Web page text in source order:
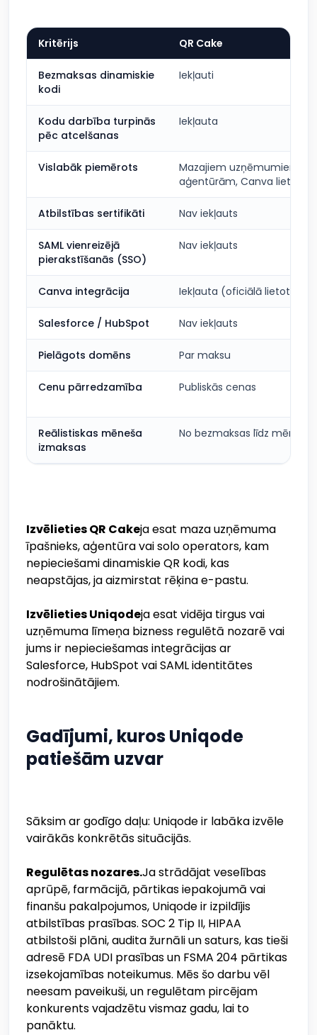
Kritērijs QR Cake
Bezmaksas dinamiskie
kodi
Iekļauti
Kodu darbība turpinās
pēc atcelšanas
Iekļauta
Vislabāk piemērots
Mazajiem uzņēmumiem,
aģentūrām, Canva
Atbilstības sertifikāti Nav iekļauts
SAML vienreizējā
pierakstīšanās (SSO)
Nav iekļauts
Canva integrācija Iekļauta (oficiālā lietotne)
Salesforce / HubSpot Nav iekļauts
Pielāgots domēns Par maksu
Cenu pārredzamība Publiskās cenas
Reālistiskas mēneša
izmaksas
No bezmaksas līdz
Izvēlieties QR Cakeja esat maza uzņēmuma
īpašnieks, aģentūra vai solo operators, kam
nepieciešami dinamiskie QR kodi, kas
neapstājas, ja aizmirstat rēķina e-pastu.
Izvēlieties Uniqodeja esat vidēja tirgus vai
uzņēmuma līmeņa bizness regulētā nozarē vai
jums ir nepieciešamas integrācijas ar
Salesforce, HubSpot vai SAML identitātes
nodrošinātājiem.
Gadījumi, kuros Uniqode
patiešām uzvar
Sāksim ar godīgo daļu: Uniqode ir labāka izvēle
vairākās konkrētās situācijās.
Regulētas nozares.Ja strādājat veselības
aprūpē, farmācijā, pārtikas iepakojumā vai
finanšu pakalpojumos, Uniqode ir izpildījis
atbilstības prasības. SOC 2 Tip II, HIPAA
atbilstoši plāni, audita žurnāli un saturs, kas tieši
adresē FDA UDI prasības un FSMA 204 pārtikas
izsekojamības noteikumus. Mēs šo darbu vēl
neesam paveikuši, un regulētam pircējam
konkurents vajadzētu vismaz gadu, lai to
panāktu.